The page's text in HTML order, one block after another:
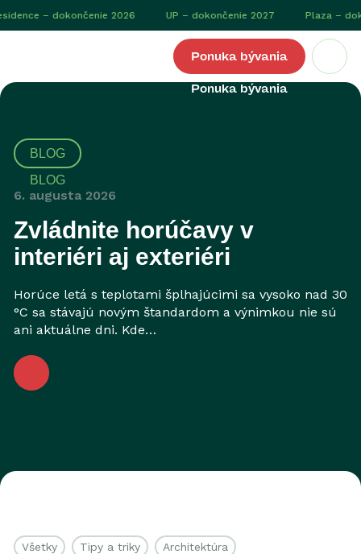
– dokončenie 2026 UP – dokončenie 2027 Plaza –
Ponuka bývania
BLOG
6. augusta 2026
Zvládnite horúčavy v
interiéri aj exteriéri
Horúce letá s teplotami šplhajúcimi sa vysoko nad 30
°C sa stávajú novým štandardom a výnimkou nie sú
ani aktuálne dni. Kde…
Čítajte viac
Všetky Tipy a triky Architektúra